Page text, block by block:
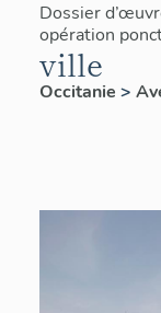
Dossier
opération
ville
Occitanie >